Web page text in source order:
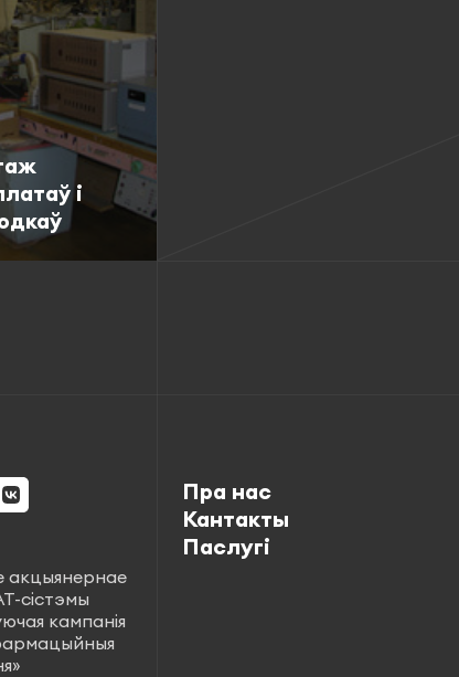
і
акцыянернае
сістэмы
кампанія
Пра нас
Кантакты
Паслугі